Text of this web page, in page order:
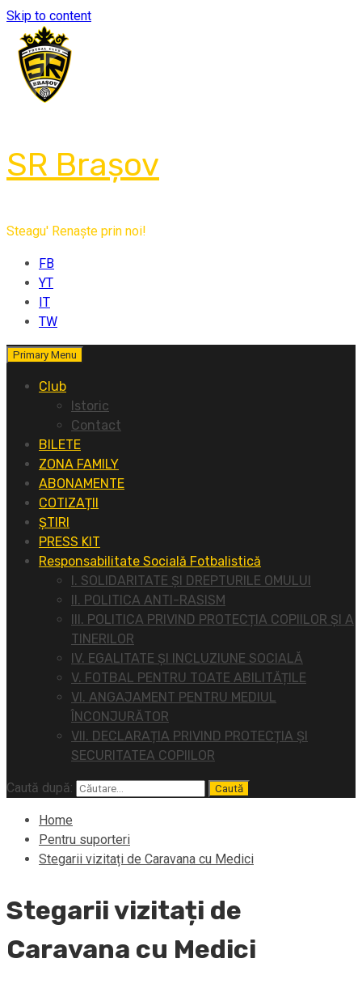
Skip to content
SR Brașov
Steagu' Renaște prin noi!
FB
YT
IT
TW
Primary Menu
Club
Istoric
Contact
BILETE
ZONA FAMILY
ABONAMENTE
COTIZAȚII
ȘTIRI
PRESS KIT
Responsabilitate Socială Fotbalistică
I. SOLIDARITATE ȘI DREPTURILE OMULUI
II. POLITICA ANTI-RASISM
III. POLITICA PRIVIND PROTECȚIA COPIILOR ȘI A
TINERILOR
IV. EGALITATE ȘI INCLUZIUNE SOCIALĂ
V. FOTBAL PENTRU TOATE ABILITĂȚILE
VI. ANGAJAMENT PENTRU MEDIUL
ÎNCONJURĂTOR
VII. DECLARAȚIA PRIVIND PROTECȚIA ȘI
SECURITATEA COPIILOR
Caută după:
Home
Pentru suporteri
Stegarii vizitați de Caravana cu Medici
Stegarii vizitați de
Caravana cu Medici